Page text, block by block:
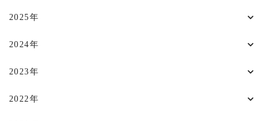
2025年
2024年
2023年
2022年